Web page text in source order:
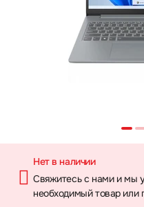
Нет в наличии
Свяжитесь с нами и мы
необходимый товар или